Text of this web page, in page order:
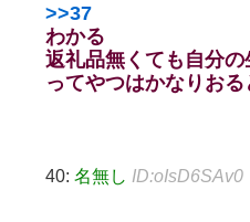
>>37
わかる
返礼品無くても自分
ってやつはかなりおる
40: 名無し ID:oIsD6SAv0